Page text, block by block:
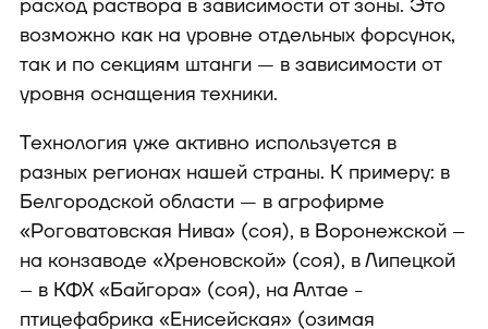
расход раствора в зависимости от зоны. Это
возможно как на уровне отдельных форсунок,
так и по секциям штанги — в зависимости от
уровня оснащения техники.
Технология уже активно используется в
разных регионах нашей страны. К примеру: в
Белгородской области — в агрофирме
«Роговатовская Нива» (соя), в Воронежской –
на конзаводе «Хреновской» (соя), в Липецкой
– в КФХ «Байгора» (соя), на Алтае -
птицефабрика «Енисейская» (озимая